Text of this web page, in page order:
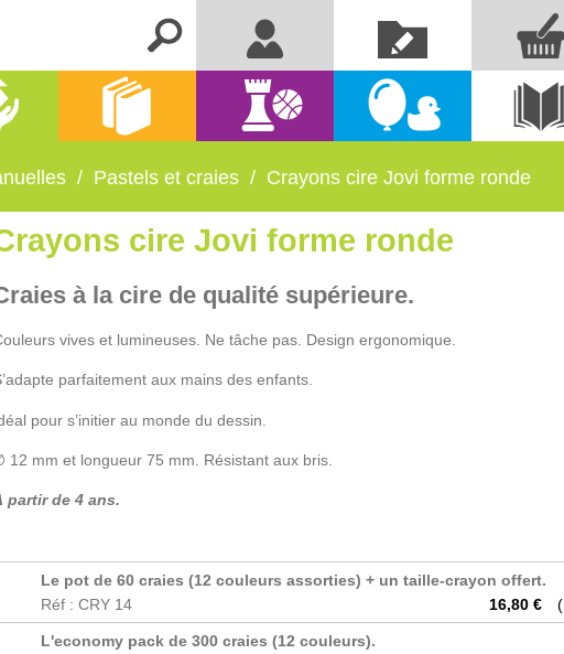
Me connecter
Créer un
compte
Jeux
Kermesses
et fêtes
Voir le
/ Pastels et craies / Crayons cire Jovi forme ronde
cire Jovi forme ronde
à la cire de qualité supérieure.
vives et lumineuses. Ne tâche pas. Design ergonomique.
parfaitement aux mains des enfants.
pour s’initier au monde du dessin.
12 mm et longueur 75 mm. Résistant aux bris.
partir de 4 ans.
Le pot de 60 craies (12 couleurs assorties) + un taille-crayon offert.
Réf : CRY 14
16,80 €
L'economy pack de 300 craies (12 couleurs).